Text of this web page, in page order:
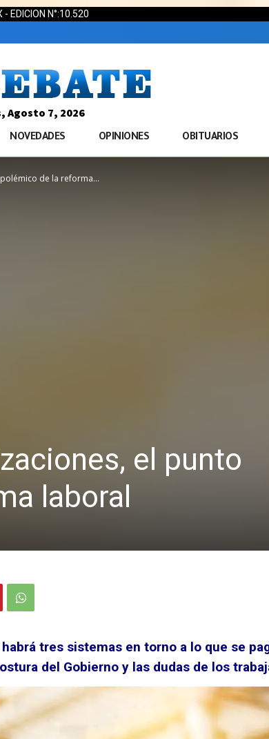
- EDICION N°:10.520
Agosto 7, 2026
NOVEDADES OPINIONES OBITUARIOS
de la reforma...
el punto
laboral
habrá tres sistemas en torno a lo que se
del Gobierno y las dudas de los